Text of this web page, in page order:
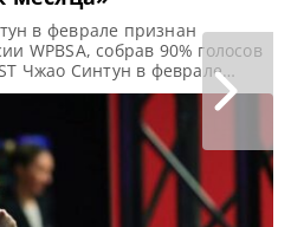
в феврале признан
WPBSA, собрав 90% голосов
Чжао Синтун в феврале
месяца» по версии WPBSA,
на двух рейтинговых
мира
форму, одержав верх в
Championship,